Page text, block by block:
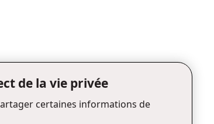
de la vie privée
certaines informations de